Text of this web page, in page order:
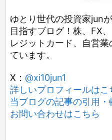
ゆとり世代の投資家jun
目指すブログ！株、FX
レジットカード、自営
ています。
X： @xi10jun1
詳しいプロフィールはこ
当ブログの記事の引用
お問い合わせはこちら